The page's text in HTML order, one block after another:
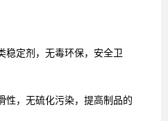
稳定剂，无毒环保，安全卫
性，无硫化污染，提高制品的